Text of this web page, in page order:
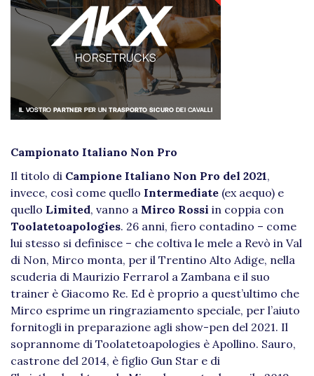
Campionato Italiano Non Pro
Il titolo di Campione Italiano Non Pro del 2021,
invece, così come quello Intermediate (ex aequo) e
quello Limited, vanno a Mirco Rossi in coppia con
Toolatetoapologies. 26 anni, fiero contadino – come
lui stesso si definisce – che coltiva le mele a Revò in Val
di Non, Mirco monta, per il Trentino Alto Adige, nella
scuderia di Maurizio Ferrarol a Zambana e il suo
trainer è Giacomo Re. Ed è proprio a quest’ultimo che
Mirco esprime un ringraziamento speciale, per l’aiuto
fornitogli in preparazione agli show-pen del 2021. Il
soprannome di Toolatetoapologies è Apollino. Sauro,
castrone del 2014, è figlio Gun Star e di